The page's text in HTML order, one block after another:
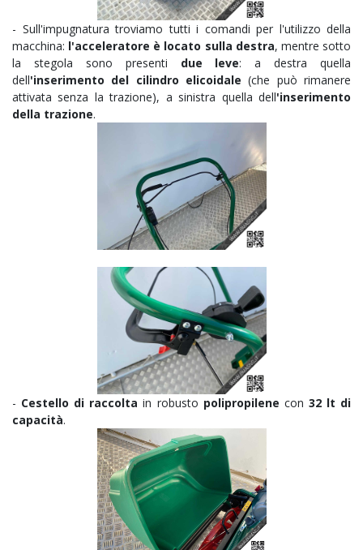
- Sull'impugnatura troviamo tutti i comandi per l'utilizzo della
macchina: l'acceleratore è locato sulla destra, mentre sotto
la stegola sono presenti due leve: a destra quella
dell'inserimento del cilindro elicoidale(che può rimanere
attivata senza la trazione), a sinistra quella dell'inserimento
della trazione.
- Cestello di raccolta in robusto polipropilene con 32 lt di
capacità.